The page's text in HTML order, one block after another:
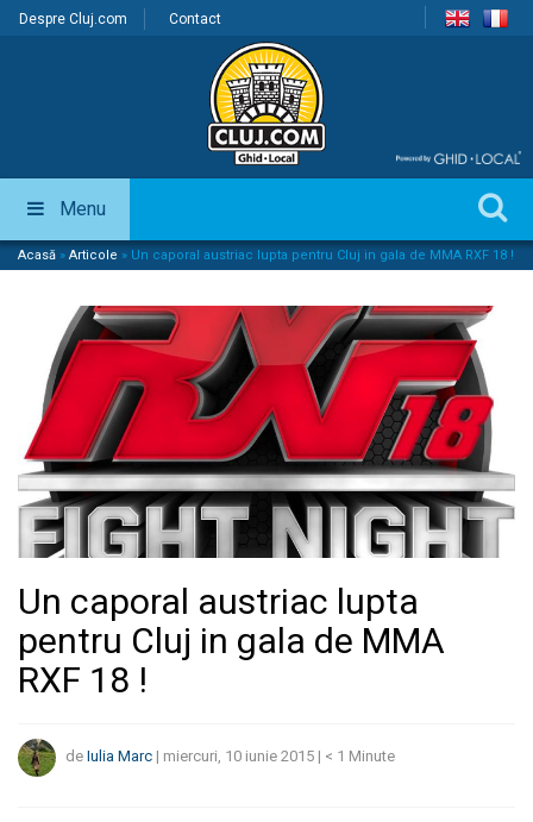
Despre Cluj.com Contact
Menu
Acasă » Articole » Un caporal austriac lupta pentru Cluj in gala de MMA RXF 18 !
Un caporal austriac lupta
pentru Cluj in gala de MMA
RXF 18 !
de Iulia Marc | miercuri, 10 iunie 2015 | < 1 Minute